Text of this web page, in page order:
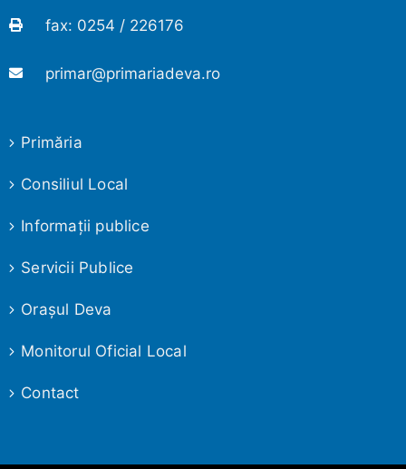
fax: 0254 / 226176
primar@primariadeva.ro
Primăria
Consiliul Local
Informaţii publice
Servicii Publice
Oraşul Deva
Monitorul Oficial Local
Contact